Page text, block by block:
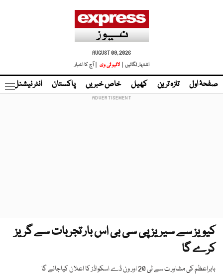
AUGUST 09, 2026
اشتہار لگائیں |
لائیو ٹی وی | آج کا اخبار
صفحۂ اول تازہ ترین کھیل خاص خبریں پاکستان انٹر نیشنل
کیویز سے سیریز پی سی بی اس بار تجربات سے گریز
کرے گا
بابراعظم کی مشاورت سے ٹی 20 اور ون ڈے اسکواڈز کا اعلان کیاجائے گا